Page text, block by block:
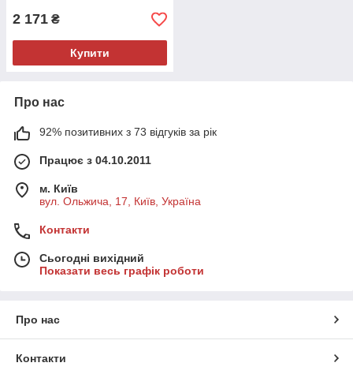
2 171 ₴
Купити
Про нас
92% позитивних з 73 відгуків за рік
Працює з 04.10.2011
м. Київ
вул. Ольжича, 17, Київ, Україна
Контакти
Сьогодні вихідний
Показати весь графік роботи
Про нас
Контакти